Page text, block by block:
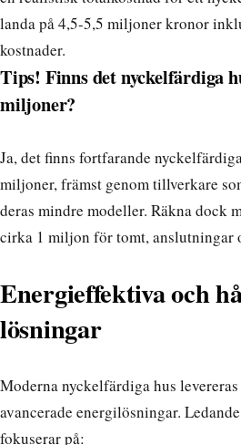
landa på 4,5-5,5 miljoner kronor
kostnader.
Tips! Finns det nyckelfärdiga
miljoner?
Ja, det finns fortfarande
miljoner, främst genom tillverkare
deras mindre modeller. Räkna dock
cirka 1 miljon för tomt, anslutningar
Energieffektiva och
lösningar
Moderna nyckelfärdiga hus
avancerade energilösningar.
fokuserar på: